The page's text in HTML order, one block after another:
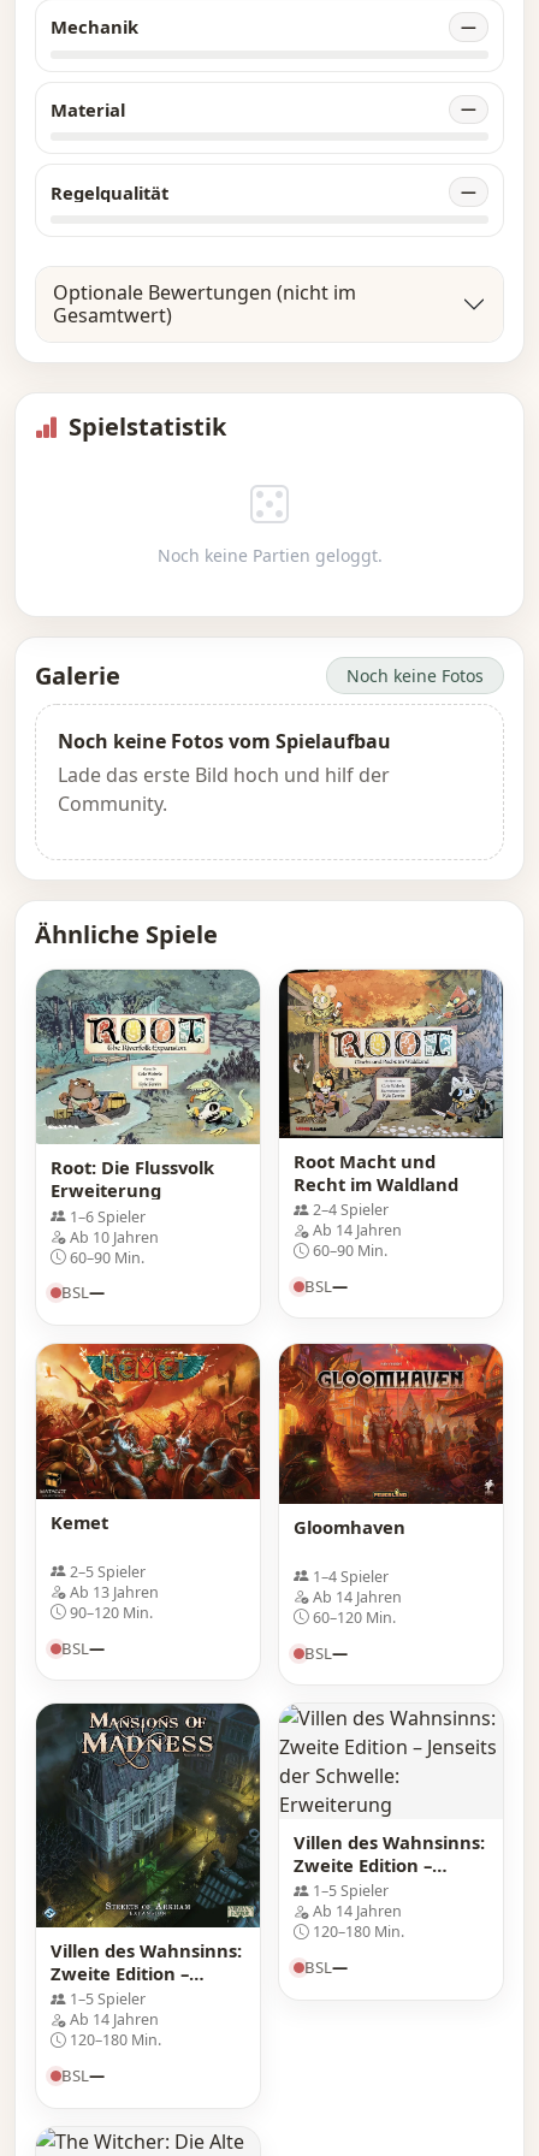
Mechanik —
Material —
Regelqualität —
Optionale Bewertungen (nicht im
Gesamtwert)
Spielstatistik
Noch keine Partien geloggt.
Galerie Noch keine Fotos
Noch keine Fotos vom Spielaufbau
Lade das erste Bild hoch und hilf der
Community.
Ähnliche Spiele
Root: Die Flussvolk
Erweiterung
1–6 Spieler
Ab 10 Jahren
60–90 Min.
BSL—
Root Macht und
Recht im Waldland
2–4 Spieler
Ab 14 Jahren
60–90 Min.
BSL—
Kemet
2–5 Spieler
Ab 13 Jahren
90–120 Min.
BSL —
Gloomhaven
1–4 Spieler
Ab 14 Jahren
60–120 Min.
BSL —
Villen des Wahnsinns:
Zweite Edition –
Straßen von Arkham:
Erweiterung
1–5 Spieler
Ab 14 Jahren
120–180 Min.
BSL—
Villen des Wahnsinns:
Zweite Edition –
Jenseits der Schwelle:
Erweiterung
1–5 Spieler
Ab 14 Jahren
120–180 Min.
BSL—